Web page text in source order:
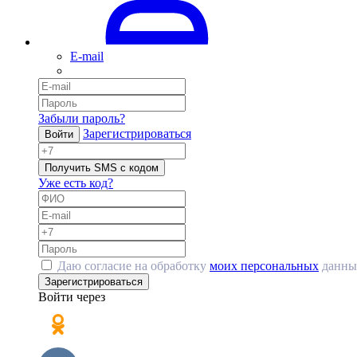
E-mail
Забыли пароль?
Войти Зарегистрироваться
Получить SMS с кодом
Уже есть код?
Даю согласие на обработку моих персональных
Зарегистрироваться
Войти через